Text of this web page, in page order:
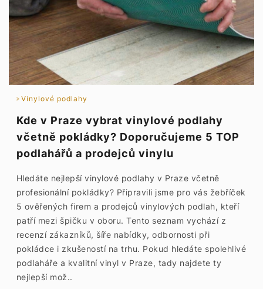
Vinylové podlahy
Kde v Praze vybrat vinylové podlahy
včetně pokládky? Doporučujeme 5 TOP
podlahářů a prodejců vinylu
Hledáte nejlepší vinylové podlahy v Praze včetně
profesionální pokládky? Připravili jsme pro vás žebříček
5 ověřených firem a prodejců vinylových podlah, kteří
patří mezi špičku v oboru. Tento seznam vychází z
recenzí zákazníků, šíře nabídky, odbornosti při
pokládce i zkušeností na trhu. Pokud hledáte spolehlivé
podlaháře a kvalitní vinyl v Praze, tady najdete ty
nejlepší mož..